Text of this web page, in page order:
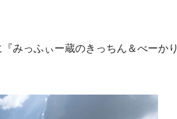
みっふぃー蔵のきっちん＆べーかり